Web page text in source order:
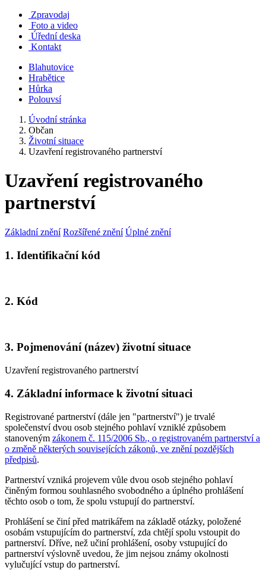
Zpravodaj
Foto a video
Úřední deska
Kontakt
Blahutovice
Hrabětice
Hůrka
Polouvsí
Úvodní stránka
Občan
Životní situace
Uzavření registrovaného partnerství
Uzavření registrovaného
partnerství
Základní znění Rozšířené znění Úplné znění
1. Identifikační kód
2. Kód
3. Pojmenování (název) životní situace
Uzavření registrovaného partnerství
4. Základní informace k životní situaci
Registrované partnerství (dále jen "partnerství") je trvalé
společenství dvou osob stejného pohlaví vzniklé způsobem
stanoveným zákonem č. 115/2006 Sb., o registrovaném partnerství a
o změně některých souvisejících zákonů, ve znění pozdějších
předpisů.
Partnerství vzniká projevem vůle dvou osob stejného pohlaví
činěným formou souhlasného svobodného a úplného prohlášení
těchto osob o tom, že spolu vstupují do partnerství.
Prohlášení se činí před matrikářem na základě otázky, položené
osobám vstupujícím do partnerství, zda chtějí spolu vstoupit do
partnerství. Dříve, než učiní prohlášení, osoby vstupující do
partnerství výslovně uvedou, že jim nejsou známy okolnosti
vylučující vstup do partnerství.